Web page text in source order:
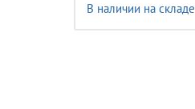
В наличии на складе